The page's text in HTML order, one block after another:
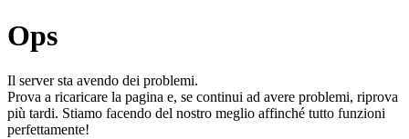
Ops
Il server sta avendo dei problemi.
Prova a ricaricare la pagina e, se continui ad avere problemi, riprova
più tardi. Stiamo facendo del nostro meglio affinché tutto funzioni
perfettamente!